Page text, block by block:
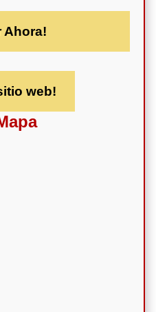
Ahora!
web!